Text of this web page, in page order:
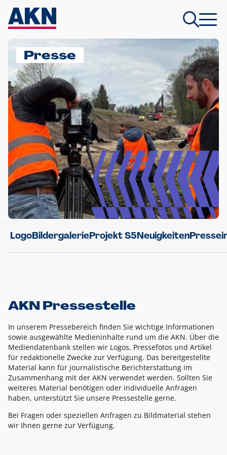
Presse
LogoBildergalerieProjekt S5Neuigkeiten
AKN Pressestelle
In unserem Pressebereich finden Sie wichtige Informationen
sowie ausgewählte Medieninhalte rund um die AKN. Über die
Mediendatenbank stellen wir Logos, Pressefotos und Artikel
für redaktionelle Zwecke zur Verfügung. Das bereitgestellte
Material kann für journalistische Berichterstattung im
Zusammenhang mit der AKN verwendet werden. Sollten Sie
weiteres Material benötigen oder individuelle Anfragen
haben, unterstützt Sie unsere Pressestelle gerne.
Bei Fragen oder speziellen Anfragen zu Bildmaterial stehen
wir Ihnen gerne zur Verfügung.